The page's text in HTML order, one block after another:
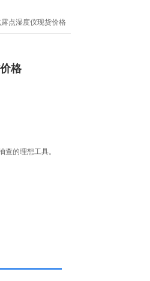
点湿度仪现货价格
格
的理想工具。